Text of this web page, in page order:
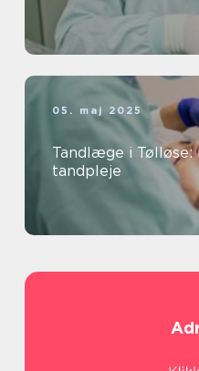
05. maj 2025
Tandlæge i
tandpleje